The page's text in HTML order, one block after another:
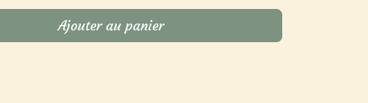
Ajouter au panier